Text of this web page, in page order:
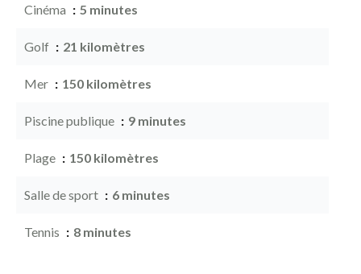
Cinéma 5 minutes
Golf 21 kilomètres
Mer 150 kilomètres
Piscine publique 9 minutes
Plage 150 kilomètres
Salle de sport 6 minutes
Tennis 8 minutes